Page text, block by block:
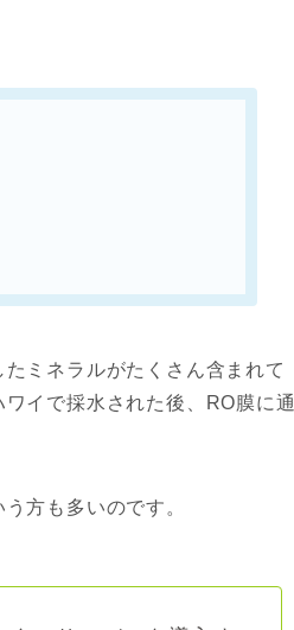
ミネラルがたくさん含まれて
イで採水された後、RO膜に通
方も多いのです。